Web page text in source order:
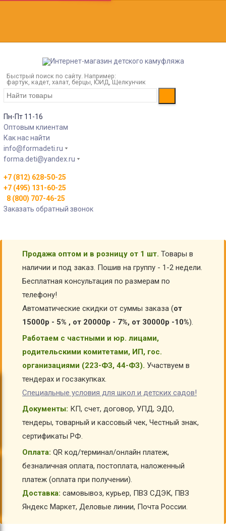
Быстрый поиск по сайту. Например:
фартук, кадет, халат, берцы, ЮИД, Щелкунчик
Пн-Пт 11-16
Оптовым клиентам
Как нас найти
info@formadeti.ru
forma.deti@yandex.ru
+7 (812) 628-50-25
+7 (495) 131-60-25
8 (800) 707-46-25
Заказать обратный звонок
Продажа оптом и в розницу от 1 шт. Товары в
наличии и под заказ. Пошив на группу - 1-2 недели.
Бесплатная консультация по размерам по
телефону!
Автоматические скидки от суммы заказа (от
15000р - 5% , от 20000р - 7%, от 30000р -10%).
Работаем с частными и юр. лицами,
родительскими комитетами, ИП, гос.
организациями (223-ФЗ, 44-ФЗ). Участвуем в
тендерах и госзакупках.
Специальные условия для школ и детских садов!
Документы: КП, счет, договор, УПД, ЭДО,
тендеры, товарный и кассовый чек, Честный знак,
сертификаты РФ.
Оплата: QR код/терминал/онлайн платеж,
безналичная оплата, постоплата, наложенный
платеж (оплата при получении).
Доставка: самовывоз, курьер, ПВЗ СДЭК, ПВЗ
Яндекс Маркет, Деловые линии, Почта России.